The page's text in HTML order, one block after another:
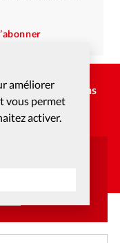
améliorer
vous permet
activer.
une des options
?